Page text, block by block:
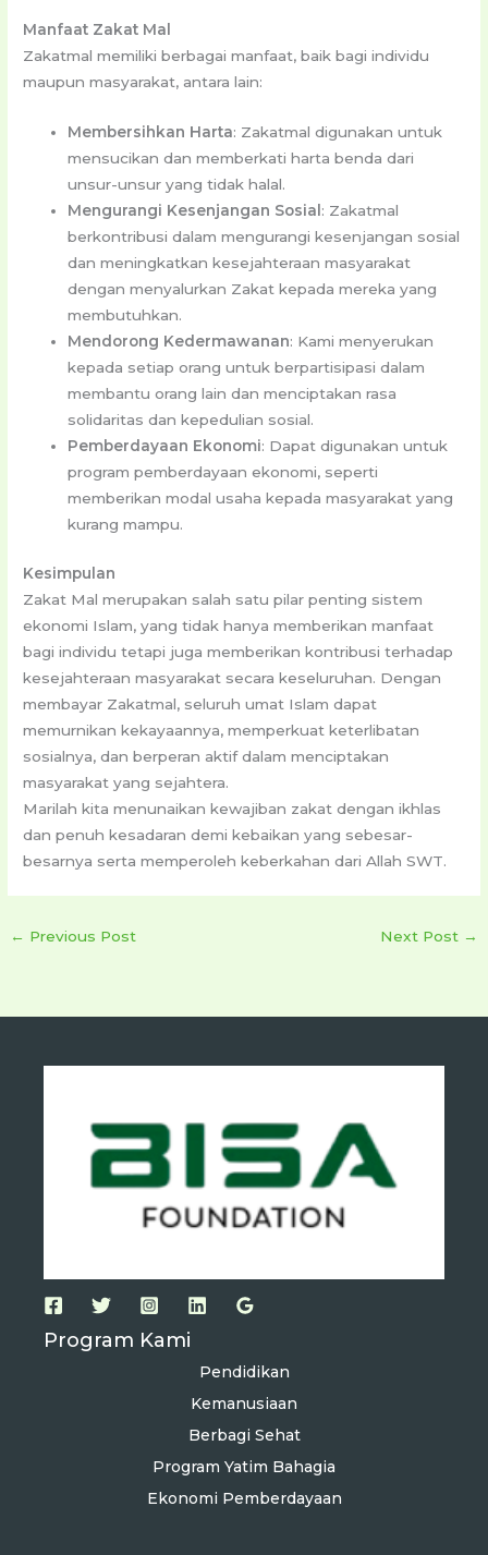
Manfaat Zakat Mal
Zakatmal memiliki berbagai manfaat, baik bagi individu
maupun masyarakat, antara lain:
Membersihkan Harta: Zakatmal digunakan untuk
mensucikan dan memberkati harta benda dari
unsur-unsur yang tidak halal.
Mengurangi Kesenjangan Sosial : Zakatmal
berkontribusi dalam mengurangi kesenjangan sosial
dan meningkatkan kesejahteraan masyarakat
dengan menyalurkan Zakat kepada mereka yang
membutuhkan.
Mendorong Kedermawanan: Kami menyerukan
kepada setiap orang untuk berpartisipasi dalam
membantu orang lain dan menciptakan rasa
solidaritas dan kepedulian sosial.
Pemberdayaan Ekonomi: Dapat digunakan untuk
program pemberdayaan ekonomi, seperti
memberikan modal usaha kepada masyarakat yang
kurang mampu.
Kesimpulan
Zakat Mal merupakan salah satu pilar penting sistem
ekonomi Islam, yang tidak hanya memberikan manfaat
bagi individu tetapi juga memberikan kontribusi terhadap
kesejahteraan masyarakat secara keseluruhan. Dengan
membayar Zakatmal, seluruh umat Islam dapat
memurnikan kekayaannya, memperkuat keterlibatan
sosialnya, dan berperan aktif dalam menciptakan
masyarakat yang sejahtera.
Marilah kita menunaikan kewajiban zakat dengan ikhlas
dan penuh kesadaran demi kebaikan yang sebesar-
besarnya serta memperoleh keberkahan dari Allah SWT.
← Previous Post Next Post →
Program Kami
Pendidikan
Kemanusiaan
Berbagi Sehat
Program Yatim Bahagia
Ekonomi Pemberdayaan